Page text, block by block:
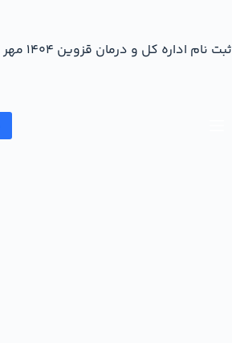
ثبت نام اداره کل و درمان قزوین 1404 مهر